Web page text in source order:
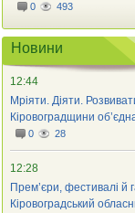
0 493
Новини
12:44
Мріяти. Діяти.
Кіровоградщини
0 28
12:28
Прем’єри, фестивалі й
Кіровоградський